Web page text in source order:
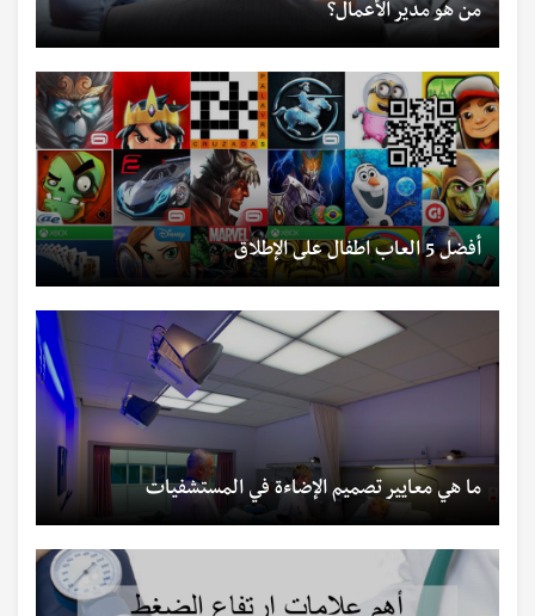
من هو مدير الأعمال؟
أفضل 5 العاب اطفال على الإطلاق
ما هي معايير تصميم الإضاءة في المستشفيات